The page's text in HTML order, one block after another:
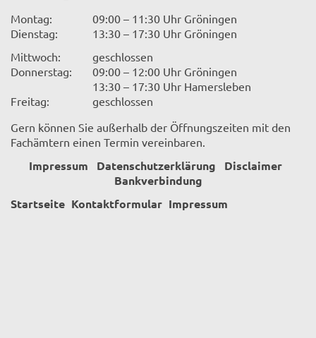
Montag:
09:00 – 11:30 Uhr Gröningen
Dienstag:
13:30 – 17:30 Uhr Gröningen
Mittwoch:
geschlossen
Donnerstag:
09:00 – 12:00 Uhr Gröningen
13:30 – 17:30 Uhr Hamersleben
Freitag:
geschlossen
Gern können Sie außerhalb der Öffnungszeiten mit den
Fachämtern einen Termin vereinbaren.
Impressum Datenschutzerklärung
Disclaimer
Bankverbindung
Startseite Kontaktformular Impressum